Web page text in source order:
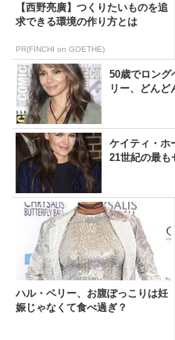
【西野亮廣】つくりたいものを追
求できる環境の作り方とは
PR(FINCHI on GOETHE)
50歳でロング
リー、どんど
ケイティ・ホ
21世紀の最も
ハル・ベリー、お腹ぽっこりは妊
娠じゃなくて食べ過ぎ？